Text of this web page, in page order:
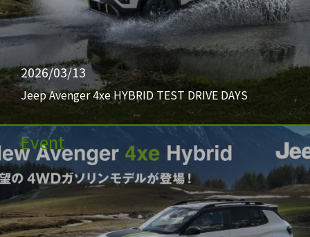
2026/03/13
Jeep Avenger 4xe HYBRID TEST DRIVE DAYS
Event